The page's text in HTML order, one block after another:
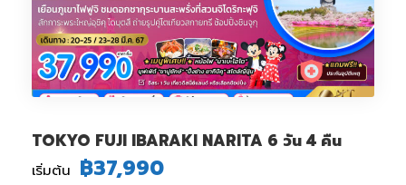
TOKYO FUJI IBARAKI NARITA 6 วัน 4 คืน
เริ่มต้น ฿37,990